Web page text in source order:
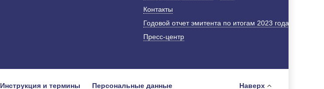
Контакты
Годовой отчет эмитента по итогам 2023 года
Пресс-центр
Инструкция и термины Персональные данные Наверх